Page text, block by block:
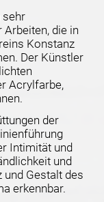
sehr
die in
Konstanz
Der Künstler
Acrylfarbe,
der
Intimität und
und
Gestalt des
erkennbar.